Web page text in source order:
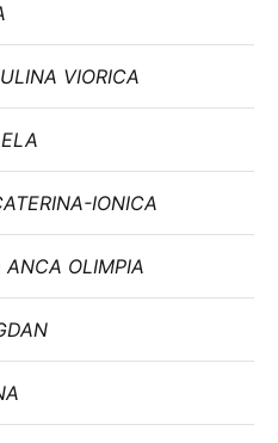
VIORICA
IONICA
OLIMPIA